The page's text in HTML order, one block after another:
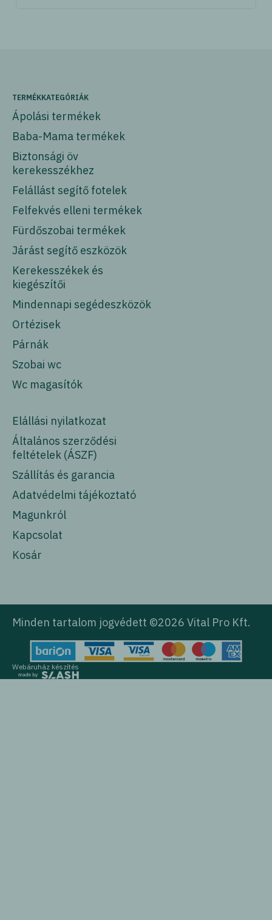
TERMÉKKATEGÓRIÁK
Ápolási termékek
Baba-Mama termékek
Biztonsági öv
kerekesszékhez
Felállást segítő fotelek
Felfekvés elleni termékek
Fürdőszobai termékek
Járást segítő eszközök
Kerekesszékek és
kiegészítői
Mindennapi segédeszközök
Ortézisek
Párnák
Szobai wc
Wc magasítók
Elállási nyilatkozat
Általános szerződési
feltételek (ÁSZF)
Szállítás és garancia
Adatvédelmi tájékoztató
Magunkról
Kapcsolat
Kosár
Minden tartalom jogvédett ©2026 Vital Pro Kft.
Webáruház készítés